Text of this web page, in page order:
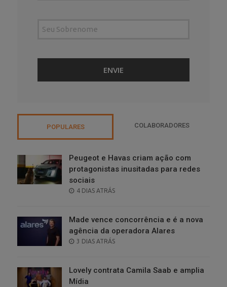
POPULARES COLABORADORES
Peugeot e Havas criam ação com
protagonistas inusitadas para redes
sociais
POSTED
4 DIAS ATRÁS
Made vence concorrência e é a nova
agência da operadora Alares
POSTED
3 DIAS ATRÁS
Lovely contrata Camila Saab e amplia
Mídia